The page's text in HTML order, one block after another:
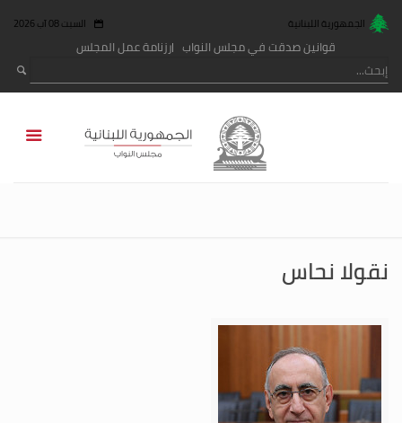
الجمهورية اللبنانية السبت 08 آب 2026
قوانين صدقت في مجلس النواب رزنامة عمل المجلس
نقولا نحاس